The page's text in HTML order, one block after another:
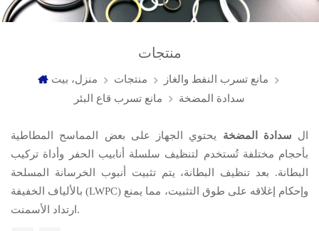
منتجات
منزل، بيت منتجات
مانع تسرب النفط والغاز
مانع تسرب قاع البئر
سدادة المضخة
ال سدادة المضخة يحتوي الجهاز على بعض المماسح المطاطية
بأحجام مختلفة تُستخدم لتنظيف سلسلة أنابيب الحفر وأداة تركيب
البطانة. بعد تنظيف البطانة، يتم تثبيت أنبوب الخرسانة المسلحة
بالألياف الخفيفة (LWPC) وإحكام إغلاقه على طوق التثبيت، مما يمنع
ارتداد الأسمنت.